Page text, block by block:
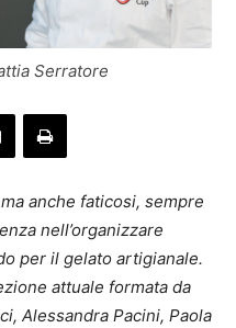
Serratore
anche faticosi, sempre
nell’organizzare
per il gelato artigianale.
attuale formata da
Alessandra Pacini, Paola